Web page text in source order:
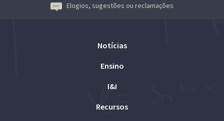
Elogios, sugestões ou reclamações
Notícias
Ensino
I&I
Recursos